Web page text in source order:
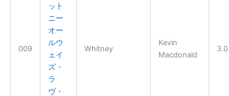
009
ット
ニー
オー
ルウ
ェイ
ズ・
ラ
ヴ・
Whitney
Kevin
Macdonald
3.0